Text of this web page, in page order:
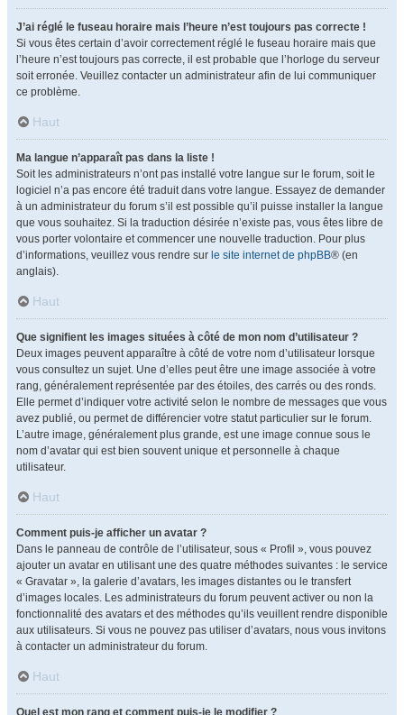
J’ai réglé le fuseau horaire mais l’heure n’est toujours pas correcte !
Si vous êtes certain d’avoir correctement réglé le fuseau horaire mais que
l’heure n’est toujours pas correcte, il est probable que l’horloge du serveur
soit erronée. Veuillez contacter un administrateur afin de lui communiquer
ce problème.
Haut
Ma langue n’apparaît pas dans la liste !
Soit les administrateurs n’ont pas installé votre langue sur le forum, soit le
logiciel n’a pas encore été traduit dans votre langue. Essayez de demander
à un administrateur du forum s’il est possible qu’il puisse installer la langue
que vous souhaitez. Si la traduction désirée n’existe pas, vous êtes libre de
vous porter volontaire et commencer une nouvelle traduction. Pour plus
d’informations, veuillez vous rendre sur le site internet de phpBB® (en
anglais).
Haut
Que signifient les images situées à côté de mon nom d’utilisateur ?
Deux images peuvent apparaître à côté de votre nom d’utilisateur lorsque
vous consultez un sujet. Une d’elles peut être une image associée à votre
rang, généralement représentée par des étoiles, des carrés ou des ronds.
Elle permet d’indiquer votre activité selon le nombre de messages que vous
avez publié, ou permet de différencier votre statut particulier sur le forum.
L’autre image, généralement plus grande, est une image connue sous le
nom d’avatar qui est bien souvent unique et personnelle à chaque
utilisateur.
Haut
Comment puis-je afficher un avatar ?
Dans le panneau de contrôle de l’utilisateur, sous « Profil », vous pouvez
ajouter un avatar en utilisant une des quatre méthodes suivantes : le service
« Gravatar », la galerie d’avatars, les images distantes ou le transfert
d’images locales. Les administrateurs du forum peuvent activer ou non la
fonctionnalité des avatars et des méthodes qu’ils veuillent rendre disponible
aux utilisateurs. Si vous ne pouvez pas utiliser d’avatars, nous vous invitons
à contacter un administrateur du forum.
Haut
Quel est mon rang et comment puis-je le modifier ?